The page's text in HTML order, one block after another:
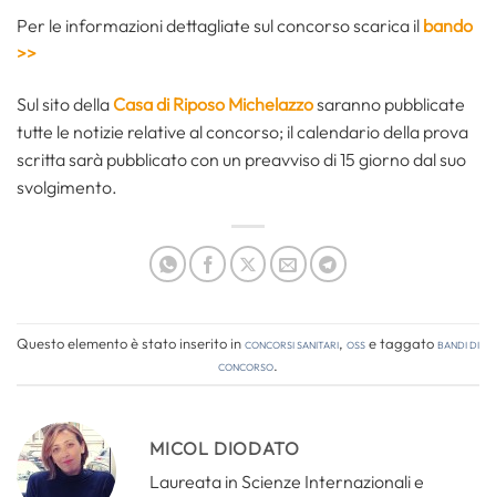
Per le informazioni dettagliate sul concorso scarica il bando
>>
Sul sito dellaCasa di Riposo Michelazzosaranno pubblicate
tutte le notizie relative al concorso; il calendario della prova
scritta sarà pubblicato con un preavviso di 15 giorno dal suo
svolgimento.
Questo elemento è stato inserito inConcorsi Sanitari, OSSe taggatobandi di
concorso.
MICOL DIODATO
Laureata in Scienze Internazionali e